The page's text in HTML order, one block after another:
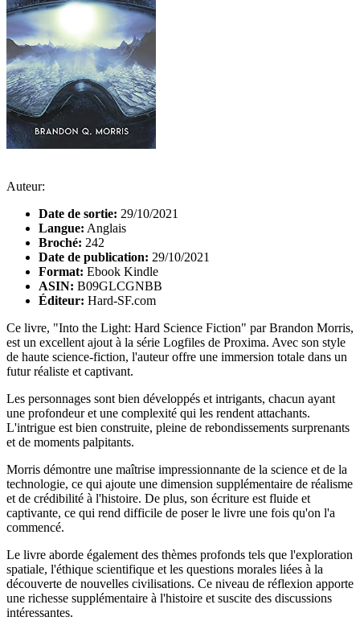
Auteur:
Date de sortie: 29/10/2021
Langue: Anglais
Broché: 242
Date de publication: 29/10/2021
Format: Ebook Kindle
ASIN: B09GLCGNBB
Éditeur: Hard-SF.com
Ce livre, "Into the Light: Hard Science Fiction" par Brandon Morris,
est un excellent ajout à la série Logfiles de Proxima. Avec son style
de haute science-fiction, l'auteur offre une immersion totale dans un
futur réaliste et captivant.
Les personnages sont bien développés et intrigants, chacun ayant
une profondeur et une complexité qui les rendent attachants.
L'intrigue est bien construite, pleine de rebondissements surprenants
et de moments palpitants.
Morris démontre une maîtrise impressionnante de la science et de la
technologie, ce qui ajoute une dimension supplémentaire de réalisme
et de crédibilité à l'histoire. De plus, son écriture est fluide et
captivante, ce qui rend difficile de poser le livre une fois qu'on l'a
commencé.
Le livre aborde également des thèmes profonds tels que l'exploration
spatiale, l'éthique scientifique et les questions morales liées à la
découverte de nouvelles civilisations. Ce niveau de réflexion apporte
une richesse supplémentaire à l'histoire et suscite des discussions
intéressantes.